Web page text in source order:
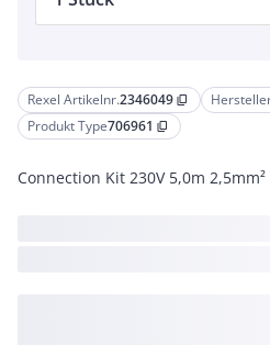
Rexel Artikelnr.2346049 content_copy
Produkt Type706961 content_copy
Connection Kit 230V 5,0m